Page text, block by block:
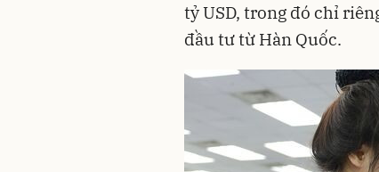
tỷ USD, trong đó chỉ
đầu tư từ Hàn Quốc.